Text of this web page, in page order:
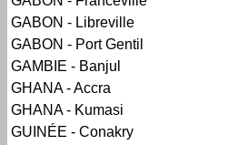
GABON - Libreville
GABON - Port Gentil
GAMBIE - Banjul
GHANA - Accra
GHANA - Kumasi
GUINÉE - Conakry